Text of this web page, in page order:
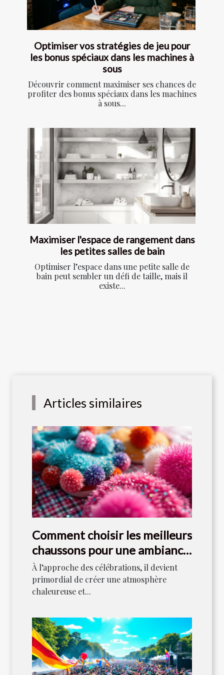
Optimiser vos stratégies de jeu pour
les bonus spéciaux dans les machines à
sous
Découvrir comment maximiser ses chances de
profiter des bonus spéciaux dans les machines
à sous...
Maximiser l'espace de rangement dans
les petites salles de bain
Optimiser l’espace dans une petite salle de
bain peut sembler un défi de taille, mais il
existe...
Articles similaires
Comment choisir les meilleurs
chaussons pour une ambiance
festive ?
À l’approche des célébrations, il devient
primordial de créer une atmosphère
chaleureuse et...